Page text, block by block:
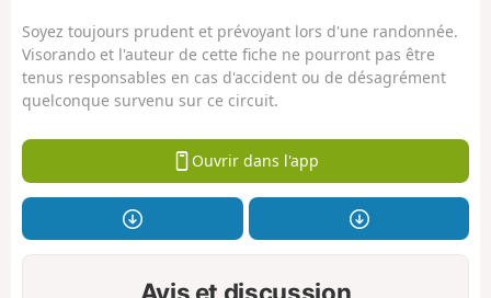
Soyez toujours prudent et prévoyant lors d'une randonnée.
Visorando et l'auteur de cette fiche ne pourront pas être
tenus responsables en cas d'accident ou de désagrément
quelconque survenu sur ce circuit.
Ouvrir dans l'app